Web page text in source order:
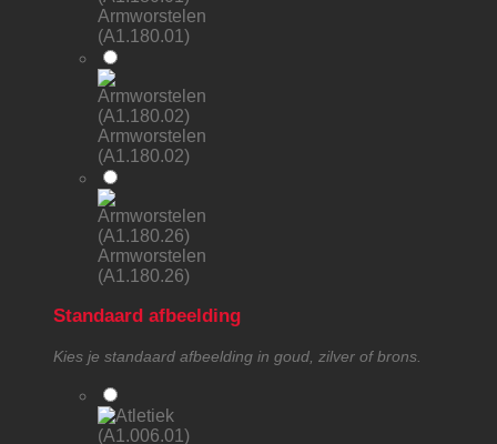
Armworstelen
(A1.180.01)
Armworstelen
(A1.180.02)
Armworstelen
(A1.180.26)
Standaard afbeelding
Kies je standaard afbeelding in goud, zilver of brons.